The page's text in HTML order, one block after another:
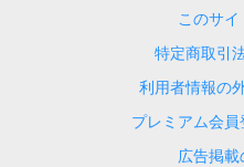
このサイ
特定商取引
利用者情報の
プレミアム会
広告掲